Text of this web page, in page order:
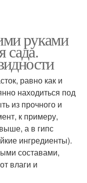
руками
сада.
равно как и
находиться под
из прочного и
к примеру,
а в гипс
ингредиенты).
составами,
влаги и